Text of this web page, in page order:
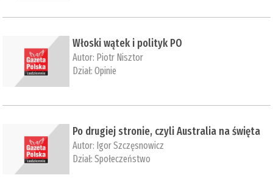
Włoski wątek i polityk PO
Autor: Piotr Nisztor
Dział:Opinie
Po drugiej stronie, czyli Australia na święta
Autor: Igor Szczęsnowicz
Dział:Społeczeństwo